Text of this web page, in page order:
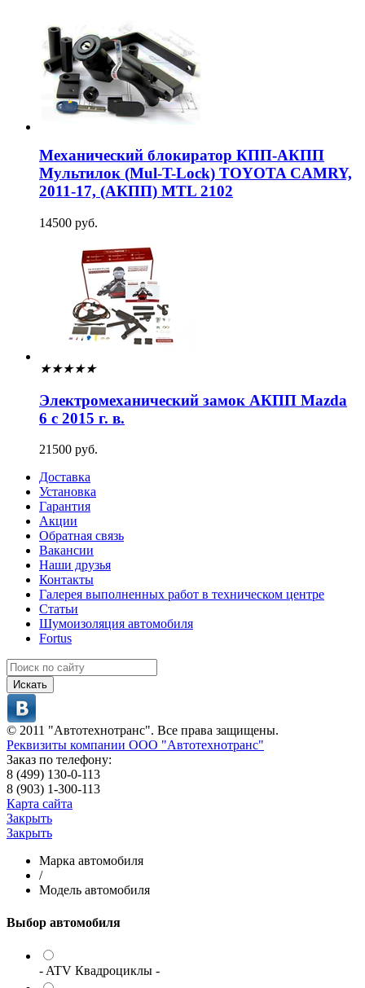
Механический блокиратор КПП-АКПП
Мультилок (Mul-T-Lock) TOYOTA CAMRY,
2011-17, (АКПП) MTL 2102
14500 руб.
★★★★★
Электромеханический замок АКПП Mazda
6 с 2015 г. в.
21500 руб.
Доставка
Установка
Гарантия
Акции
Обратная связь
Вакансии
Наши друзья
Контакты
Галерея выполненных работ в техническом центре
Статьи
Шумоизоляция автомобиля
Fortus
Искать
© 2011 "Автотехнотранс". Все права защищены.
Реквизиты компании ООО "Автотехнотранс"
Заказ по телефону:
8 (499) 130-0-113
8 (903) 1-300-113
Карта сайта
Закрыть
Закрыть
Марка автомобиля
/
Модель автомобиля
Выбор автомобиля
- ATV Квадроциклы -